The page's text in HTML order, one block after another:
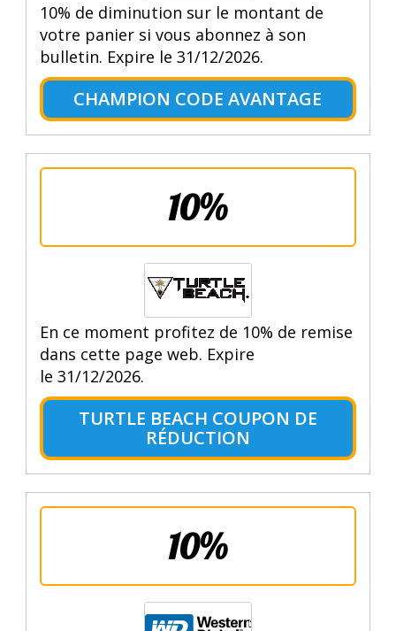
10% de diminution sur le montant de
votre panier si vous abonnez à son
bulletin. Expire le 31/12/2026.
CHAMPION CODE AVANTAGE
10%
En ce moment profitez de 10% de remise
dans cette page web. Expire
le 31/12/2026.
TURTLE BEACH COUPON DE
RÉDUCTION
10%